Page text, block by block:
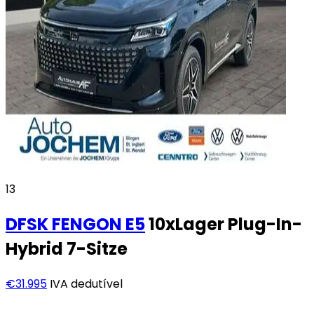
13
DFSKFENGON E510xLager Plug-In-
Hybrid 7-Sitze
€31.995 IVA dedutível